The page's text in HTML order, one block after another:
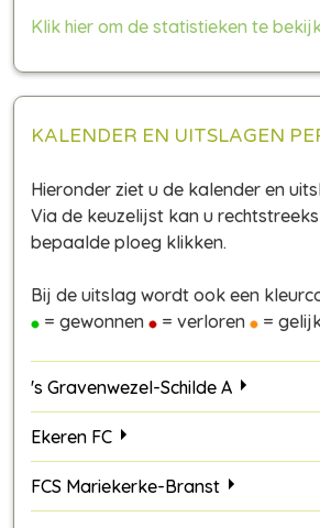
Klik hier om de statistieken te
KALENDER EN UITSLAGEN
Hieronder ziet u de kalender en
Via de keuzelijst kan u
bepaalde ploeg klikken.
Bij de uitslag wordt ook een
= gewonnen
= verloren =
's Gravenwezel-Schilde A
Ekeren FC
FCS Mariekerke-Branst